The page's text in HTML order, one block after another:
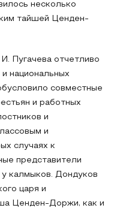
несколько
тайшей Ценден-
Пугачева отчетливо
национальных
совместные
и работных
и
и
случаях к
представители
калмыков. Дондуков
царя и
Ценден-Доржи, как и